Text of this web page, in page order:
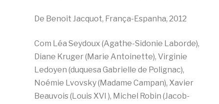
De Benoît Jacquot, França-Espanha, 2012
Com Léa Seydoux (Agathe-Sidonie Laborde),
Diane Kruger (Marie Antoinette), Virginie
Ledoyen (duquesa Gabrielle de Polignac),
Noémie Lvovsky (Madame Campan), Xavier
Beauvois (Louis XVI ), Michel Robin (Jacob-